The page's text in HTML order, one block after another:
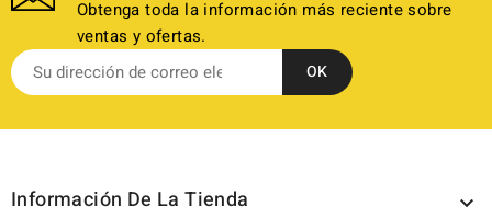
Obtenga toda la información más reciente sobre
ventas y ofertas.
Información De La Tienda 